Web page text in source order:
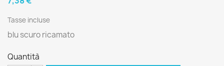
Tasse incluse
blu scuro ricamato
Quantità